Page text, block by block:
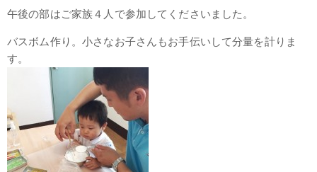
午後の部はご家族４人で参加してくださいました。
バスボム作り。小さなお子さんもお手伝いして分量を計りま
す。